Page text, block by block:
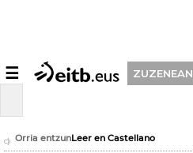
☰ ZUZENEAN
Orria entzunLeer en Castellano